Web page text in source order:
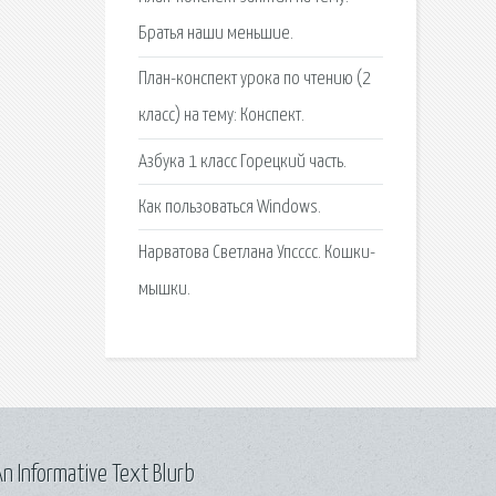
Братья наши меньшие.
План-конспект урока по чтению (2
класс) на тему: Конспект.
Азбука 1 класс Горецкий часть.
Как пользоваться Windows.
Нарватова Светлана Упсссс. Кошки-
мышки.
Informative Text Blurb